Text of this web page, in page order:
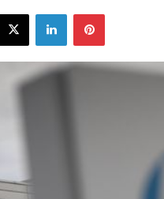
X LinkedInPinterest